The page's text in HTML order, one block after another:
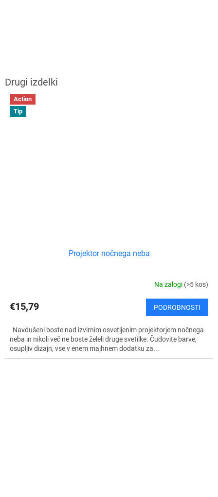
Action
Tip
Projektor nočnega neba
Na zalogi (>5 kos)
€15,79 PODROBNOSTI
Navdušeni boste nad izvirnim osvetljenim projektorjem nočnega
neba in nikoli več ne boste želeli druge svetilke. Čudovite barve,
osupljiv dizajn, vse v enem majhnem dodatku za...